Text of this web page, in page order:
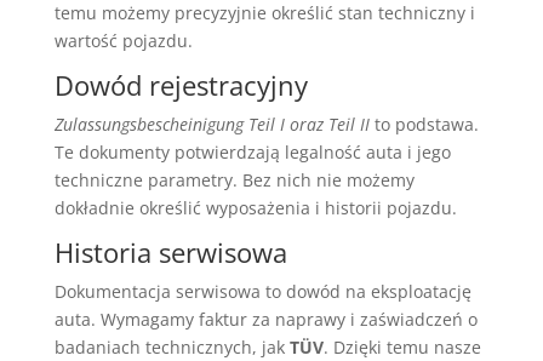
temu możemy precyzyjnie określić stan techniczny i
wartość pojazdu.
Dowód rejestracyjny
Zulassungsbescheinigung Teil I oraz Teil IIto podstawa.
Te dokumenty potwierdzają legalność auta i jego
techniczne parametry. Bez nich nie możemy
dokładnie określić wyposażenia i historii pojazdu.
Historia serwisowa
Dokumentacja serwisowa to dowód na eksploatację
auta. Wymagamy faktur za naprawy i zaświadczeń o
badaniach technicznych, jak TÜV. Dzięki temu nasze